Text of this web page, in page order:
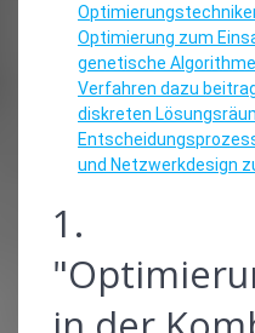
Optimierung zum
genetische
Verfahren dazu
diskreten
und Netzwerkdesign
1.